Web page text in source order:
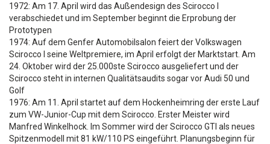
1972: Am 17. April wird das Außendesign des Scirocco I
verabschiedet und im September beginnt die Erprobung der
Prototypen
1974: Auf dem Genfer Automobilsalon feiert der Volkswagen
Scirocco I seine Weltpremiere, im April erfolgt der Marktstart. Am
24. Oktober wird der 25.000ste Scirocco ausgeliefert und der
Scirocco steht in internen Qualitätsaudits sogar vor Audi 50 und
Golf
1976: Am 11. April startet auf dem Hockenheimring der erste Lauf
zum VW-Junior-Cup mit dem Scirocco. Erster Meister wird
Manfred Winkelhock. Im Sommer wird der Scirocco GTI als neues
Spitzenmodell mit 81 kW/110 PS eingeführt. Planungsbeginn für